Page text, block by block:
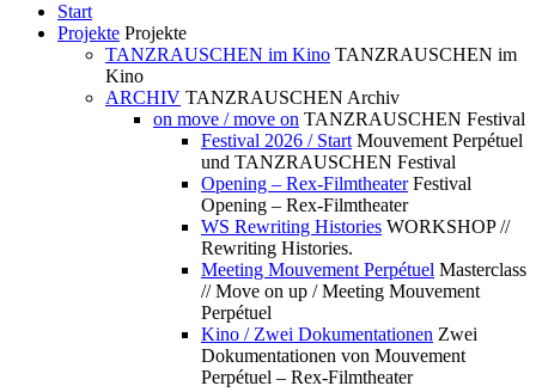
Start
Projekte Projekte
TANZRAUSCHEN im Kino TANZRAUSCHEN im
Kino
ARCHIV TANZRAUSCHEN Archiv
on move / move on TANZRAUSCHEN Festival
Festival 2026 / Start Mouvement Perpétuel
und TANZRAUSCHEN Festival
Opening – Rex-Filmtheater Festival
Opening – Rex-Filmtheater
WS Rewriting Histories WORKSHOP //
Rewriting Histories.
Meeting Mouvement Perpétuel Masterclass
// Move on up / Meeting Mouvement
Perpétuel
Kino / Zwei Dokumentationen Zwei
Dokumentationen von Mouvement
Perpétuel – Rex-Filmtheater